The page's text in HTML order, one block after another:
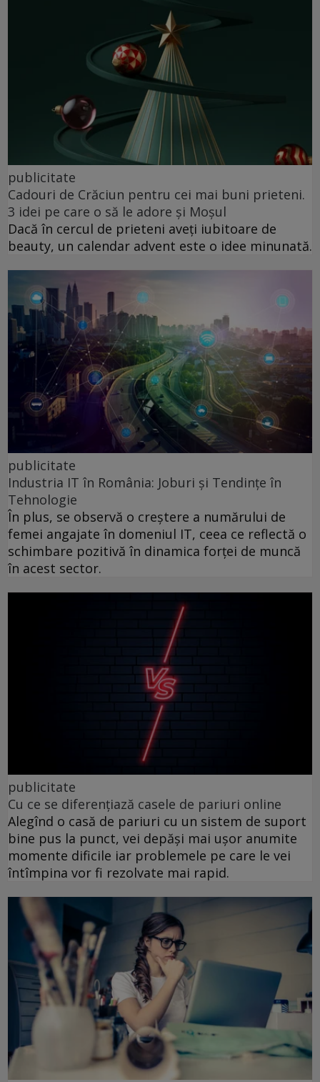
publicitate
Cadouri de Crăciun pentru cei mai buni prieteni.
3 idei pe care o să le adore și Moșul
Dacă în cercul de prieteni aveți iubitoare de
beauty, un calendar advent este o idee minunată.
publicitate
Industria IT în România: Joburi și Tendințe în
Tehnologie
În plus, se observă o creștere a numărului de
femei angajate în domeniul IT, ceea ce reflectă o
schimbare pozitivă în dinamica forței de muncă
în acest sector.
publicitate
Cu ce se diferențiază casele de pariuri online
Alegînd o casă de pariuri cu un sistem de suport
bine pus la punct, vei depăși mai ușor anumite
momente dificile iar problemele pe care le vei
întîmpina vor fi rezolvate mai rapid.